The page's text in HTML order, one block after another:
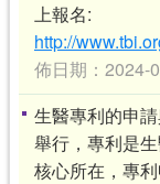
上報名:
http://
佈日期：2024-
生醫專利的申
舉行，專利是
核心所在，專